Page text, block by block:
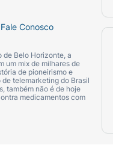
Fale Conosco
de Belo Horizonte, a
um mix de milhares de
de pioneirismo e
telemarketing do Brasil
também não é de hoje
medicamentos com